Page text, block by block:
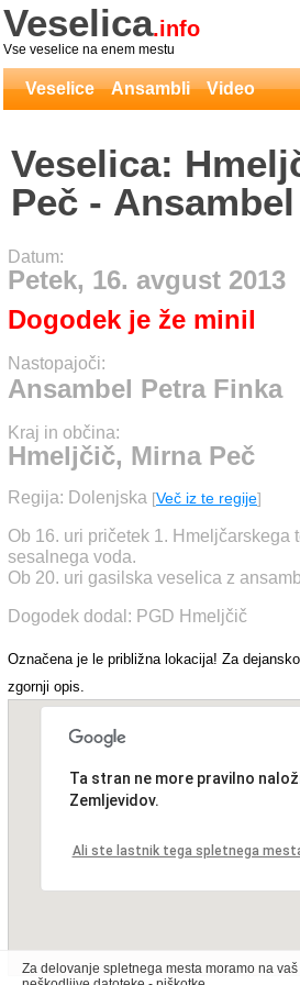
Veselica.info
Vse veselice na enem mestu
Veselice Ansambli Video
Veselica:
Peč -
Finka
Datum:
Petek, 16. avgust 2013
Dogodek je že minil
Nastopajoči:
Ansambel Petra Finka
Kraj in občina:
Hmeljčič, Mirna Peč
Regija: Dolenjska [Več iz te regije]
Ob 16. uri pričetek 1. Hmeljčarskega
sesalnega voda.
Ob 20. uri gasilska veselica z
Dogodek dodal: PGD Hmeljčič
Označena je le približna lokacija! Za
zgornji opis.
Ta stran ne more pravilno
Zemljevidov.
Ali ste lastnik tega spletnega
Za delovanje spletnega mesta moramo na